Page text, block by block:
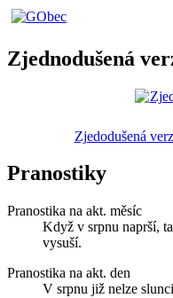
Zjednodušená
Zjedodušená
Pranostiky
Pranostika na akt. měsíc
Když v srpnu naprší,
vysuší.
Pranostika na akt. den
V srpnu již nelze